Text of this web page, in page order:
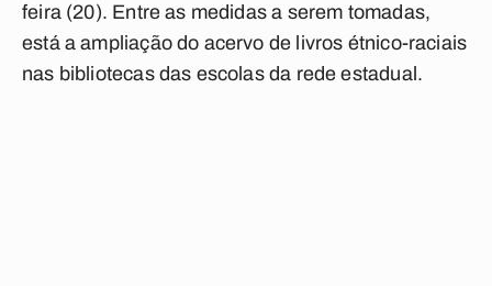
feira (20). Entre as medidas a serem tomadas,
está a ampliação do acervo de livros étnico-raciais
nas bibliotecas das escolas da rede estadual.